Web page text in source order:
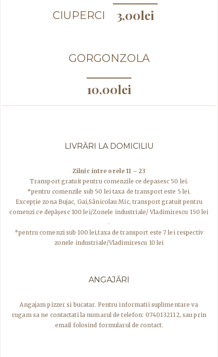
CIUPERCI 3,00lei
GORGONZOLA
10,00lei
LIVRĂRI LA DOMICILIU
Zilnic intre orele 11 – 23
Transport gratuit pentru comenzile ce depasesc 50 lei.
*pentru comenzile sub 50 lei taxa de transport este 5 lei.
Excepţie zona Bujac, Gai,Sânicolau Mic, transport gratuit pentru
comenzi ce depășesc 100 lei/Zonele industriale/ Vladimirescu 150 lei
.
*pentru comenzi sub 100 lei,taxa de transport este 7 lei respectiv
zonele industriale/Vladimirescu 10 lei
ANGAJĂRI
Angajam pizzer si bucatar. Pentru informatii suplimentare va
rugam sa ne contactati la numarul de telefon: 0740132112, sau prin
email folosind formularul de contact.